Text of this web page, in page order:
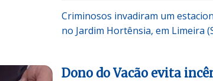
Criminosos invadiram um
no Jardim Hortênsia, em Limeira
Dono do Vacão evita